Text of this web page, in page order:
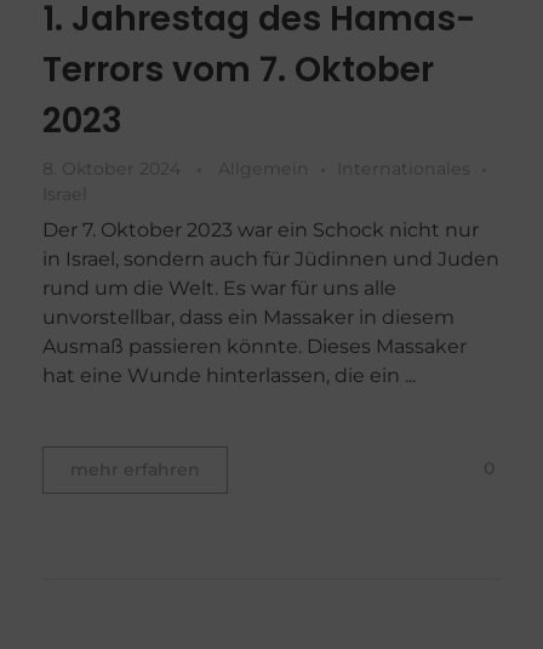
1. Jahrestag des Hamas-
Terrors vom 7. Oktober
2023
8. Oktober 2024 Allgemein
Internationales
Israel
Der 7. Oktober 2023 war ein Schock nicht nur
in Israel, sondern auch für Jüdinnen und Juden
rund um die Welt. Es war für uns alle
unvorstellbar, dass ein Massaker in diesem
Ausmaß passieren könnte. Dieses Massaker
hat eine Wunde hinterlassen, die ein ...
mehr erfahren 0